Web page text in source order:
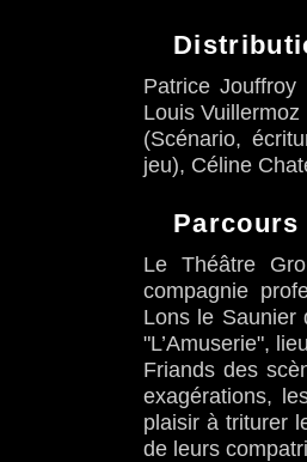
Patrice
Louis
(Scénario,
jeu), Céline
Parcours
Le Théâtre
compagnie
Lons le Saunier
"L’Amuserie",
Friands des
exagérations,
plaisir à triturer
de leurs